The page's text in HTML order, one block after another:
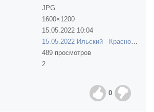
JPG
1600×1200
15.05.2022 10:04
489 просмотров
2
0